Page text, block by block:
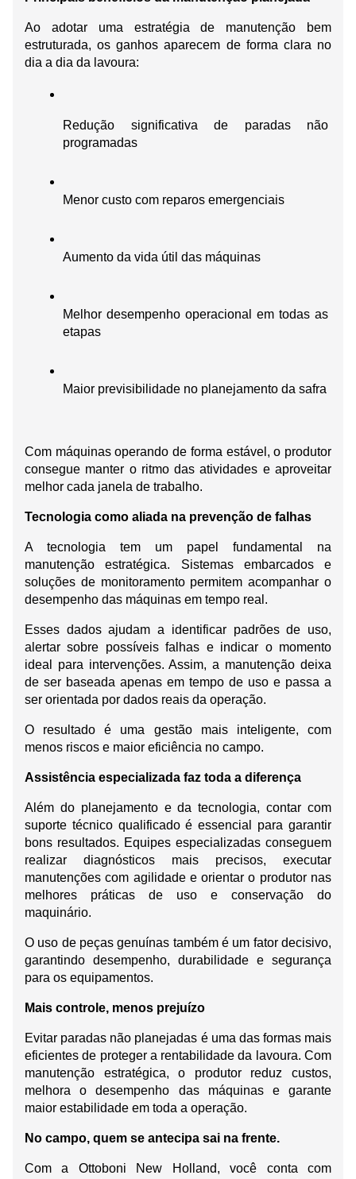
Ao adotar uma estratégia de manutenção bem
estruturada, os ganhos aparecem de forma clara no
dia a dia da lavoura:
Redução significativa de paradas não
programadas
Menor custo com reparos emergenciais
Aumento da vida útil das máquinas
Melhor desempenho operacional em todas as
etapas
Maior previsibilidade no planejamento da safra
Com máquinas operando de forma estável, o produtor
consegue manter o ritmo das atividades e aproveitar
melhor cada janela de trabalho.
Tecnologia como aliada na prevenção de falhas
A tecnologia tem um papel fundamental na
manutenção estratégica. Sistemas embarcados e
soluções de monitoramento permitem acompanhar o
desempenho das máquinas em tempo real.
Esses dados ajudam a identificar padrões de uso,
alertar sobre possíveis falhas e indicar o momento
ideal para intervenções. Assim, a manutenção deixa
de ser baseada apenas em tempo de uso e passa a
ser orientada por dados reais da operação.
O resultado é uma gestão mais inteligente, com
menos riscos e maior eficiência no campo.
Assistência especializada faz toda a diferença
Além do planejamento e da tecnologia, contar com
suporte técnico qualificado é essencial para garantir
bons resultados. Equipes especializadas conseguem
realizar diagnósticos mais precisos, executar
manutenções com agilidade e orientar o produtor nas
melhores práticas de uso e conservação do
maquinário.
O uso de peças genuínas também é um fator decisivo,
garantindo desempenho, durabilidade e segurança
para os equipamentos.
Mais controle, menos prejuízo
Evitar paradas não planejadas é uma das formas mais
eficientes de proteger a rentabilidade da lavoura. Com
manutenção estratégica, o produtor reduz custos,
melhora o desempenho das máquinas e garante
maior estabilidade em toda a operação.
No campo, quem se antecipa sai na frente.
Com a Ottoboni New Holland, você conta com